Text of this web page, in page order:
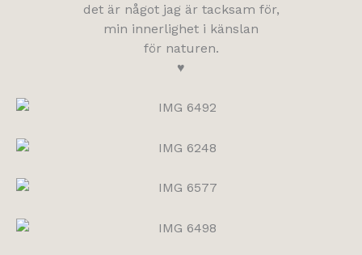
det är något jag är tacksam för,
min innerlighet i känslan
för naturen.
♥